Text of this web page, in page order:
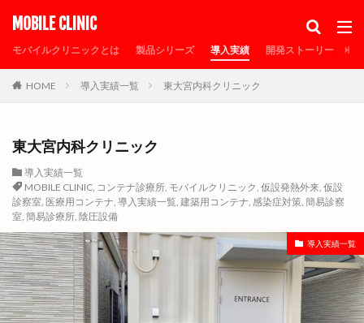
MOBILE CLINIC
モバイルクリニックとは 製品シリーズ 導入実績 開発ストーリー
HOME 導入実績一覧 東大宮内科クリニック
東大宮内科クリニック
導入実績一覧
MOBILE CLINIC, コンテナ診療所, モバイルクリニック, 仮設発熱外来, 仮設
診察室, 医療用コンテナ, 導入実績一覧, 建築用コンテナ, 感染症対策, 簡易診察
室, 簡易診療所, 陰圧設備
導入実績一覧
カテゴリー
タグ
SDGs事業認定
エルアークシェルター
コンテナ診療所
シャーシ
タムラテコ
トイレ付コンテナ
トレーラーハウス
ナノゾーンコート
プレハブ仮設
プレハブ診療所
メディア掲載
モバイルクリニック
モバイルクリニックの特徴
リオンシーリング
仮設待合室
仮設病床